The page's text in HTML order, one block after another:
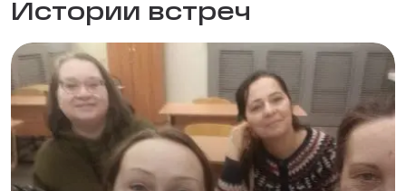
Истории встреч